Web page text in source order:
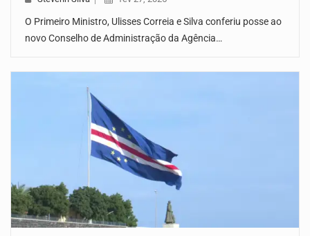
O Primeiro Ministro, Ulisses Correia e Silva conferiu posse ao
novo Conselho de Administração da Agência…